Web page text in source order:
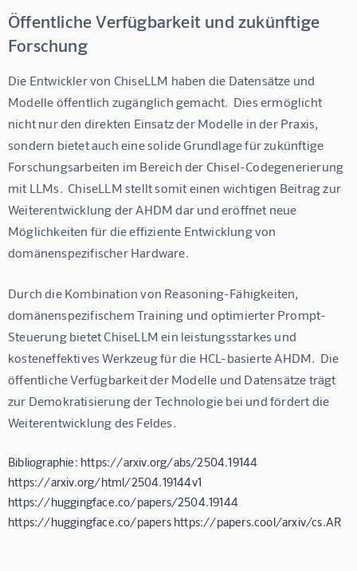
Öffentliche Verfügbarkeit und zukünftige
Forschung
Die Entwickler von ChiseLLM haben die Datensätze und
Modelle öffentlich zugänglich gemacht.  Dies ermöglicht
nicht nur den direkten Einsatz der Modelle in der Praxis,
sondern bietet auch eine solide Grundlage für zukünftige
Forschungsarbeiten im Bereich der Chisel-Codegenerierung
mit LLMs.  ChiseLLM stellt somit einen wichtigen Beitrag zur
Weiterentwicklung der AHDM dar und eröffnet neue
Möglichkeiten für die effiziente Entwicklung von
domänenspezifischer Hardware.
Durch die Kombination von Reasoning-Fähigkeiten,
domänenspezifischem Training und optimierter Prompt-
Steuerung bietet ChiseLLM ein leistungsstarkes und
kosteneffektives Werkzeug für die HCL-basierte AHDM.  Die
öffentliche Verfügbarkeit der Modelle und Datensätze trägt
zur Demokratisierung der Technologie bei und fördert die
Weiterentwicklung des Feldes.
Bibliographie: https://arxiv.org/abs/2504.19144
https://arxiv.org/html/2504.19144v1
https://huggingface.co/papers/2504.19144
https://huggingface.co/papers https://papers.cool/arxiv/cs.AR